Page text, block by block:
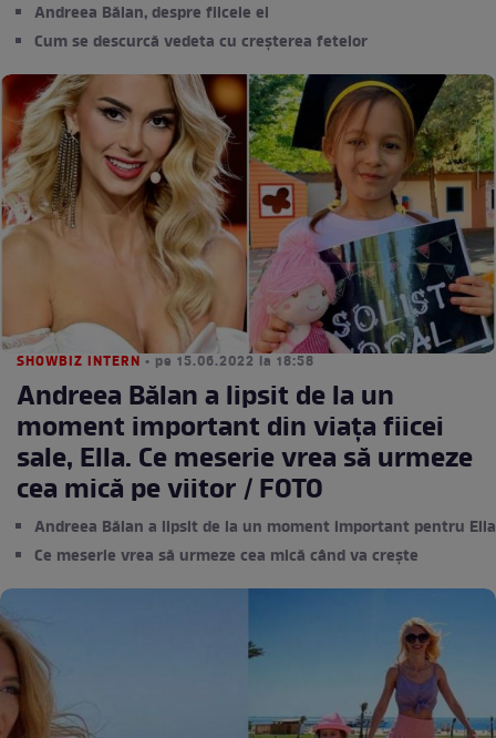
Andreea Bălan, despre fiicele ei
Cum se descurcă vedeta cu creșterea fetelor
SHOWBIZ INTERN • pe 15.06.2022 la 18:58
Andreea Bălan a lipsit de la un
moment important din viața fiicei
sale, Ella. Ce meserie vrea să urmeze
cea mică pe viitor / FOTO
Andreea Bălan a lipsit de la un moment important pentru Ella
Ce meserie vrea să urmeze cea mică când va crește